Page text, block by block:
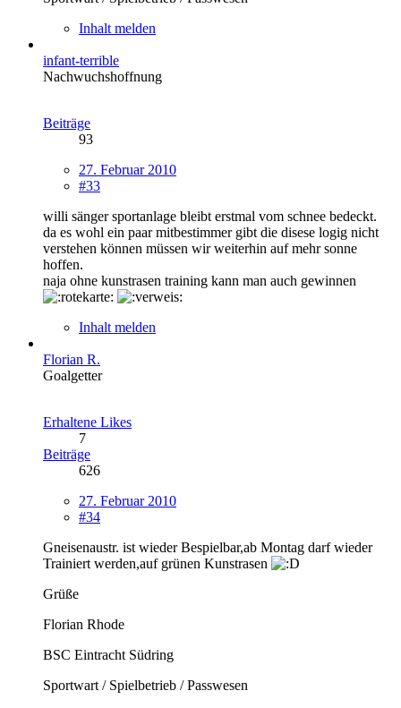
Inhalt melden
infant-terrible
Nachwuchshoffnung
Beiträge
93
27. Februar 2010
#33
willi sänger sportanlage bleibt erstmal vom schnee bedeckt.
da es wohl ein paar mitbestimmer gibt die disese logig nicht
verstehen können müssen wir weiterhin auf mehr sonne
hoffen.
naja ohne kunstrasen training kann man auch gewinnen
Inhalt melden
Florian R.
Goalgetter
Erhaltene Likes
7
Beiträge
626
27. Februar 2010
#34
Gneisenaustr. ist wieder Bespielbar,ab Montag darf wieder
Trainiert werden,auf grünen Kunstrasen
Grüße
Florian Rhode
BSC Eintracht Südring
Sportwart / Spielbetrieb / Passwesen